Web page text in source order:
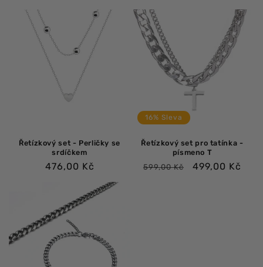
Řetízkový set - Perličky se
srdíčkem
Běžná
476,00 Kč
16% Sleva
Řetízkový set pro tatínka -
písmeno T
Běžná
599,00 Kč
Výprodejová
499,00 Kč